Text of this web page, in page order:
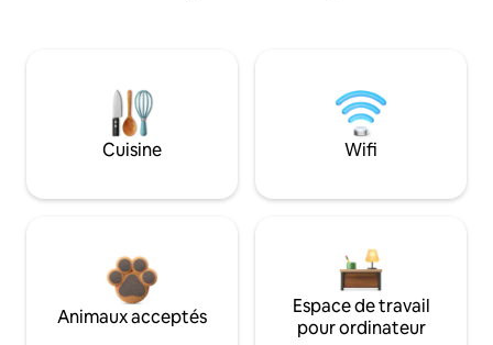
Cuisine Wifi
Animaux acceptés
Espace de travail
pour ordinateur